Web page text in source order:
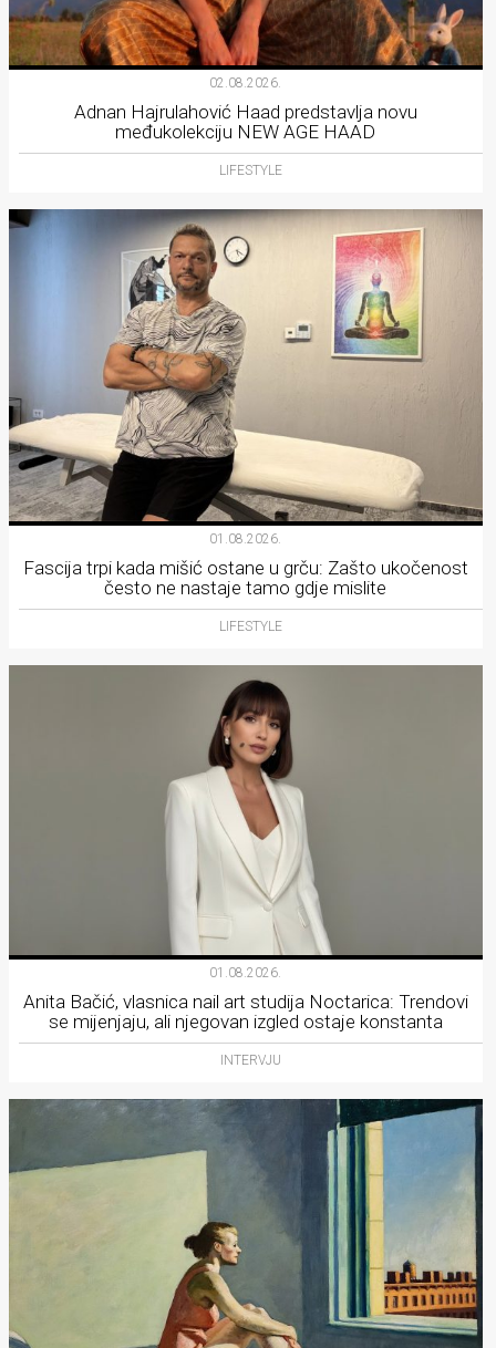
02.08.2026.
Adnan Hajrulahović Haad predstavlja novu
međukolekciju NEW AGE HAAD
LIFESTYLE
01.08.2026.
Fascija trpi kada mišić ostane u grču: Zašto ukočenost
često ne nastaje tamo gdje mislite
LIFESTYLE
01.08.2026.
Anita Bačić, vlasnica nail art studija Noctarica: Trendovi
se mijenjaju, ali njegovan izgled ostaje konstanta
INTERVJU